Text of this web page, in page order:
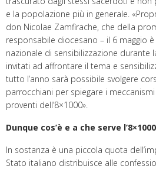
e la popolazione più in generale.
don Nicolae Zamfirache, che della
responsabile diocesano – il 6 maggio
nazionale di sensibilizzazione durante
invitati ad affrontare il tema e
tutto l’anno sarà possibile svolgere
parrocchiani per spiegare i
proventi dell’8×1000».
Dunque cos’è e a che serve
In sostanza è una piccola quota
Stato italiano distribuisce alle